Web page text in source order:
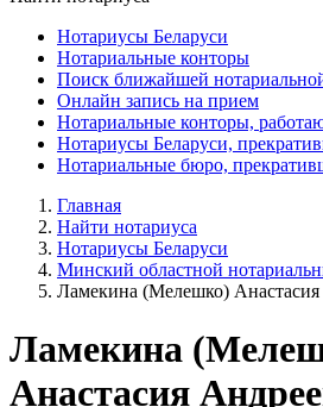
Нотариусы Беларуси
Нотариальные конторы
Поиск ближайшей
Онлайн запись на прием
Нотариальные конторы,
Нотариусы Беларуси,
Нотариальные бюро,
Главная
Найти нотариуса
Нотариусы Беларуси
Минский областной
Ламекина (Мелешко) Анастасия
Ламекина
Анастасия